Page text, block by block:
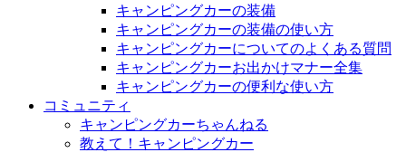
キャンピングカーの装備
キャンピングカーの装備の使い方
キャンピングカーについてのよくある質問
キャンピングカーお出かけマナー全集
キャンピングカーの便利な使い方
コミュニティ
キャンピングカーちゃんねる
教えて！キャンピングカー